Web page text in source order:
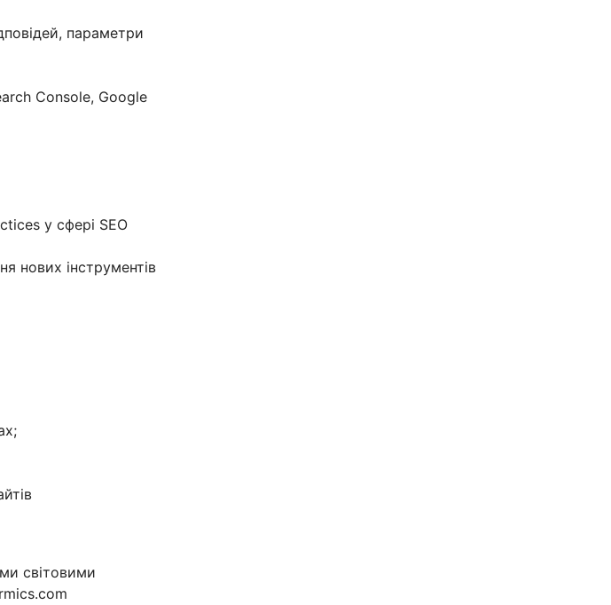
параметри
Console, Google
у сфері SEO
нових інструментів
світовими